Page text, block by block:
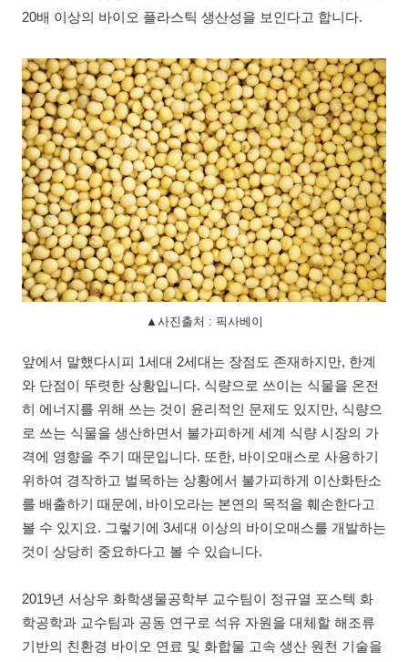
20배 이상의 바이오 플라스틱 생산성을 보인다고 합니다.
▲사진출처 : 픽사베이
앞에서 말했다시피 1세대 2세대는 장점도 존재하지만, 한계
와 단점이 뚜렷한 상황입니다. 식량으로 쓰이는 식물을 온전
히 에너지를 위해 쓰는 것이 윤리적인 문제도 있지만, 식량으
로 쓰는 식물을 생산하면서 불가피하게 세계 식량 시장의 가
격에 영향을 주기 때문입니다. 또한, 바이오매스로 사용하기
위하여 경작하고 벌목하는 상황에서 불가피하게 이산화탄소
를 배출하기 때문에, 바이오라는 본연의 목적을 훼손한다고
볼 수 있지요. 그렇기에 3세대 이상의 바이오매스를 개발하는
것이 상당히 중요하다고 볼 수 있습니다.
2019년 서상우 화학생물공학부 교수팀이 정규열 포스텍 화
학공학과 교수팀과 공동 연구로 석유 자원을 대체할 해조류
기반의 친환경 바이오 연료 및 화합물 고속 생산 원천 기술을